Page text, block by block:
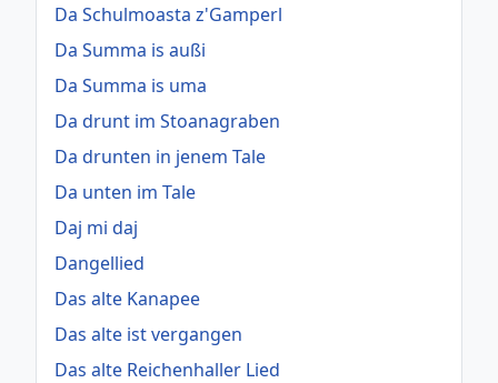
Da Schulmoasta z'Gamperl
Da Summa is außi
Da Summa is uma
Da drunt im Stoanagraben
Da drunten in jenem Tale
Da unten im Tale
Daj mi daj
Dangellied
Das alte Kanapee
Das alte ist vergangen
Das alte Reichenhaller Lied